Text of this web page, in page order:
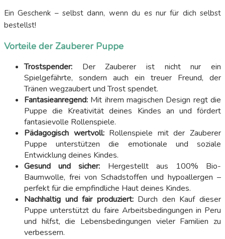
Ein Geschenk – selbst dann, wenn du es nur für dich selbst
bestellst!
Vorteile der Zauberer Puppe
Trostspender: Der Zauberer ist nicht nur ein
Spielgefährte, sondern auch ein treuer Freund, der
Tränen wegzaubert und Trost spendet.
Fantasieanregend: Mit ihrem magischen Design regt die
Puppe die Kreativität deines Kindes an und fördert
fantasievolle Rollenspiele.
Pädagogisch wertvoll:Rollenspiele mit der Zauberer
Puppe unterstützen die emotionale und soziale
Entwicklung deines Kindes.
Gesund und sicher: Hergestellt aus 100% Bio-
Baumwolle, frei von Schadstoffen und hypoallergen –
perfekt für die empfindliche Haut deines Kindes.
Nachhaltig und fair produziert:Durch den Kauf dieser
Puppe unterstützt du faire Arbeitsbedingungen in Peru
und hilfst, die Lebensbedingungen vieler Familien zu
verbessern.